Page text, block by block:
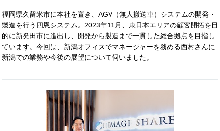
福岡県久留米市に本社を置き、AGV（無人搬送車）システムの開発・
製造を行う四恩システム。2023年11月、東日本エリアの顧客開拓を目
的に新発田市に進出し、開発から製造まで一貫した総合拠点を目指し
ています。今回は、新潟オフィスでマネージャーを務める西村さんに
新潟での業務や今後の展望について伺いました。​